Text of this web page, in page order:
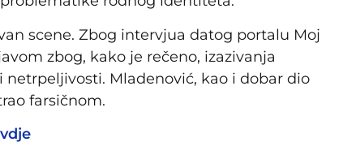
scene. Zbog intervjua datog portalu Moj
zbog, kako je rečeno, izazivanja
Mladenović, kao i dobar dio
farsičnom.